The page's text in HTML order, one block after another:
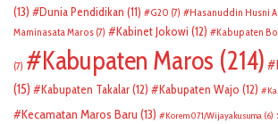
(13)
Dunia Pendidikan (11) G20 (7) Hasanuddin Husni
Maminasata Maros (7) Kabinet Jokowi (12) Kabupaten
(7) Kabupaten Maros (214)
(15)
Kabupaten Takalar(12) Kabupaten Wajo (12)
Kecamatan Maros Baru (13) Korem 071/Wijayakusuma (6)